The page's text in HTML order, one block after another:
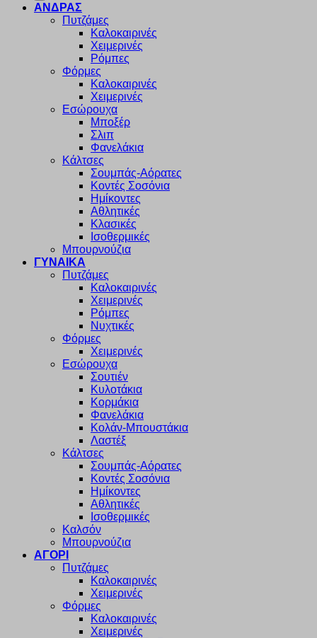
ΑΝΔΡΑΣ
Πυτζάμες
Καλοκαιρινές
Χειμερινές
Ρόμπες
Φόρμες
Καλοκαιρινές
Χειμερινές
Εσώρουχα
Μποξέρ
Σλιπ
Φανελάκια
Κάλτσες
Σουμπάς-Αόρατες
Κοντές Σοσόνια
Ημίκοντες
Αθλητικές
Κλασικές
Ισοθερμικές
Μπουρνούζια
ΓΥΝΑΙΚΑ
Πυτζάμες
Καλοκαιρινές
Χειμερινές
Ρόμπες
Νυχτικές
Φόρμες
Χειμερινές
Εσώρουχα
Σουτιέν
Κυλοτάκια
Κορμάκια
Φανελάκια
Κολάν-Μπουστάκια
Λαστέξ
Κάλτσες
Σουμπάς-Αόρατες
Κοντές Σοσόνια
Ημίκοντες
Αθλητικές
Ισοθερμικές
Καλσόν
Μπουρνούζια
ΑΓΟΡΙ
Πυτζάμες
Καλοκαιρινές
Χειμερινές
Φόρμες
Καλοκαιρινές
Χειμερινές